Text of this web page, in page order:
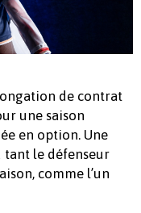
de contrat
une saison
en option. Une
tant le défenseur
comme l’un